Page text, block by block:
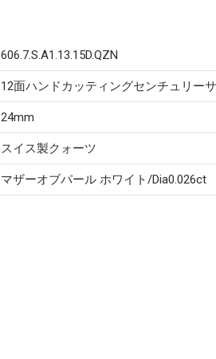
606.7.S.A1.13.15D.QZN
12面ハンドカッティングセンチュリー
24mm
スイス製クォーツ
マザーオブパール ホワイト/Dia0.026ct